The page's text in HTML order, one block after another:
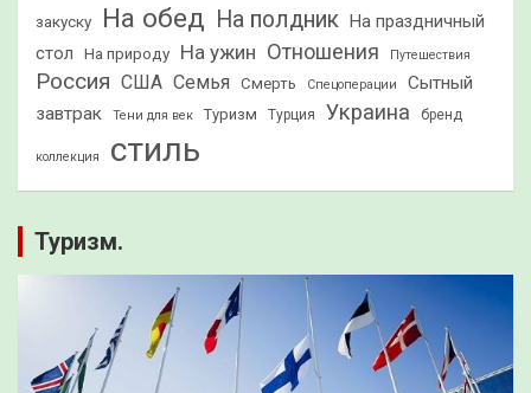
закуску На обед На полдник На праздничный
стол
На природу На ужин Отношения Путешествия
Россия США Семья Смерть Спецоперации
Сытный
завтрак
Тени для век Туризм Турция Украина бренд
коллекция стиль
Туризм.